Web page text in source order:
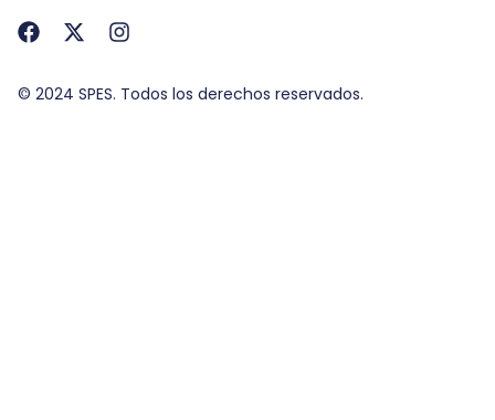
© 2024 SPES. Todos los derechos reservados.